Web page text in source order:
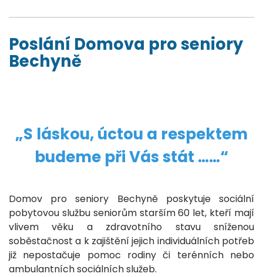
Poslání Domova pro seniory
Bechyně
„S láskou, úctou a respektem
budeme při Vás stát ……“
Domov pro seniory Bechyně poskytuje sociální
pobytovou službu seniorům starším 60 let, kteří mají
vlivem věku a zdravotního stavu sníženou
soběstačnost a k zajištění jejich individuálních potřeb
již nepostačuje pomoc rodiny či terénních nebo
ambulantních sociálních služeb.